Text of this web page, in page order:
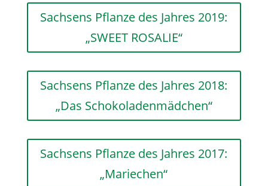
Sachsens Pflanze des Jahres 2019:
„SWEET ROSALIE“
Sachsens Pflanze des Jahres 2018:
„Das Schokoladenmädchen“
Sachsens Pflanze des Jahres 2017:
„Mariechen“